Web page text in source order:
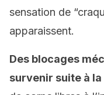
sensation de
apparaissent.
Des blocages
survenir suite à la